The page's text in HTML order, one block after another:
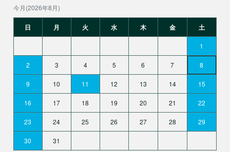
今月(2026年8月)
日 月 火 水 木 金 土
1
2 3 4 5 6 7 8
9 10 11 12 13 14 15
16 17 18 19 20 21 22
23 24 25 26 27 28 29
30 31